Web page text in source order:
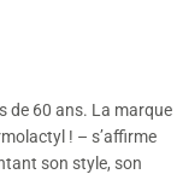
de 60 ans. La marque
! – s’affirme
son style, son